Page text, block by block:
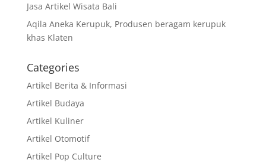
Jasa Artikel Wisata Bali
Aqila Aneka Kerupuk, Produsen beragam kerupuk
khas Klaten
Categories
Artikel Berita & Informasi
Artikel Budaya
Artikel Kuliner
Artikel Otomotif
Artikel Pop Culture